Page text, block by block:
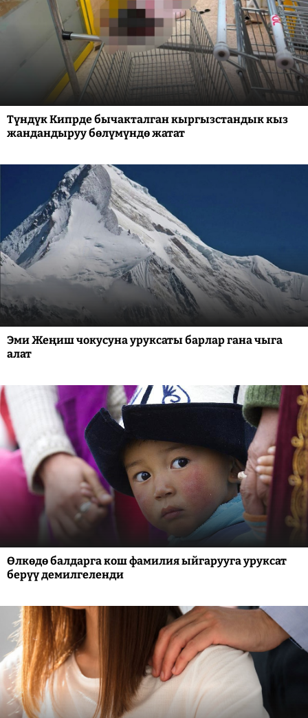
Түндүк Кипрде бычакталган кыргызстандык кыз
жандандыруу бөлүмүндө жатат
Эми Жеңиш чокусуна уруксаты барлар гана чыга
алат
Өлкөдө балдарга кош фамилия ыйгарууга уруксат
берүү демилгеленди